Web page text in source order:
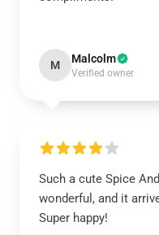
M Malcolm
Verified owner
Such a cute Spice
wonderful, and it
Super happy!